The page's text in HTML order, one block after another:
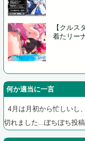
【クルス
着たリー
何か適当に一言
4月は月初から忙しいし
切れました...ぼちぼち投